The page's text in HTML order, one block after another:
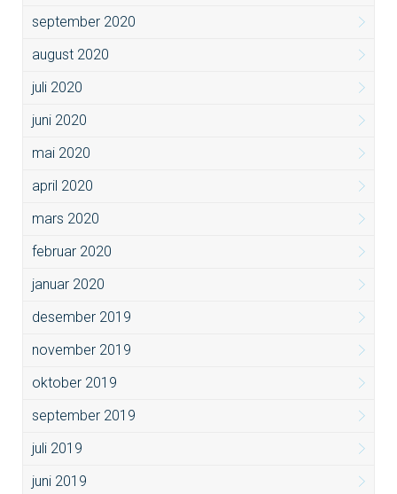
september 2020
august 2020
juli 2020
juni 2020
mai 2020
april 2020
mars 2020
februar 2020
januar 2020
desember 2019
november 2019
oktober 2019
september 2019
juli 2019
juni 2019